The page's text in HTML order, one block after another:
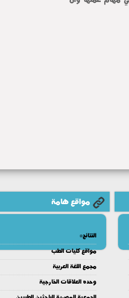
مواقع هامة
النتائج*
مواقع كليات الطب
مجمع اللغة العربية
وحده العلاقات الخارجية